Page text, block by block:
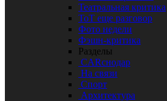
Театральная критика
ТоТ еще разговор
Фото недели
Фэшн-критика
Разделы
CARснодар
На связи
Спорт
Архитектура